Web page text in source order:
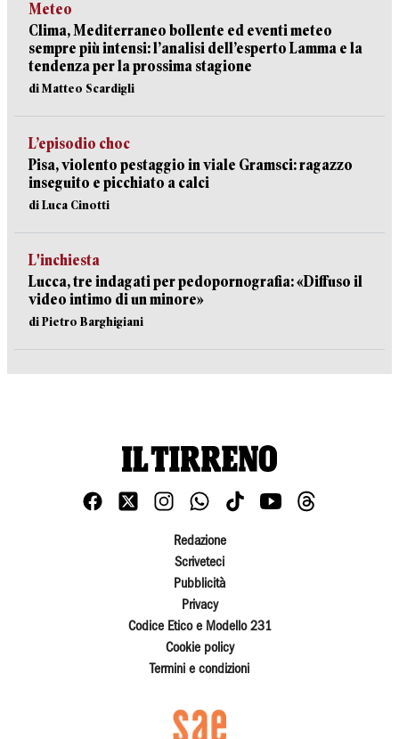
Meteo
Clima, Mediterraneo bollente ed eventi meteo
sempre più intensi: l’analisi dell’esperto Lamma e la
tendenza per la prossima stagione
di Matteo Scardigli
L’episodio choc
Pisa, violento pestaggio in viale Gramsci: ragazzo
inseguito e picchiato a calci
di Luca Cinotti
L'inchiesta
Lucca, tre indagati per pedopornografia: «Diffuso il
video intimo di un minore»
di Pietro Barghigiani
Redazione
Scriveteci
Pubblicità
Privacy
Codice Etico e Modello 231
Cookie policy
Termini e condizioni